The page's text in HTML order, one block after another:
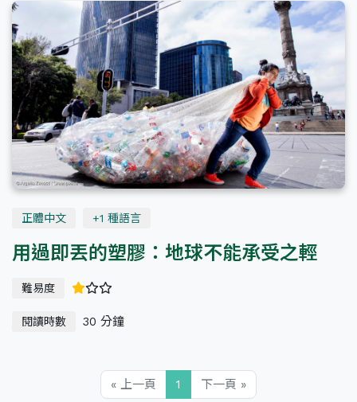
正體中文 +1 種語言
用過即丟的塑膠：地球不能承受之輕
難易度
閱讀時數 30 分鐘
« 上一頁 1 下一頁 »